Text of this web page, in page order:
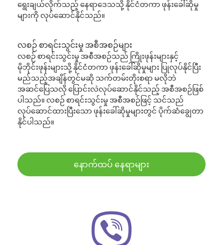
ရွေးချယ်လိုက်သည့် နေရာဒေသသို့ နိုင်ငံတကာ ဖုန်းခေါ်ဆိုမှု
များကို လုပ်ဆောင်နိုင်သည်။
လစဉ် စာရင်းသွင်းမှု အစီအစဉ်များ
လစဉ် စာရင်းသွင်းမှု အစီအစဉ်သည် ကြိုးဖုန်းများနှင့်
မိုဘိုင်းဖုန်းများသို့ နိုင်ငံတကာ ဖုန်းခေါ်ဆိုမှုများ ပြုလုပ်နိုင်ပြီး
မည်သည့်အချိန်တွင်မဆို သက်တမ်းတိုးစရာ မလိုဘဲ
အဆင်ပြေသလို ပြောင်းလဲလုပ်ဆောင်နိုင်သည့် အစီအစဉ်ဖြစ်
ပါသည်။ လစဉ် စာရင်းသွင်းမှု အစီအစဉ်ဖြင့် သင်သည်
လုပ်ဆောင်ထားပြီးသော ဖုန်းခေါ်ဆိုမှုများတွင် ပိုက်ဆံချွေတာ
နိုင်ပါသည်။
နောက်ထပ် နေရာများ